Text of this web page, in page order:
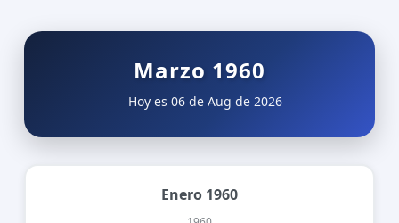
Marzo 1960
Hoy es 06 de Aug de 2026
Enero 1960